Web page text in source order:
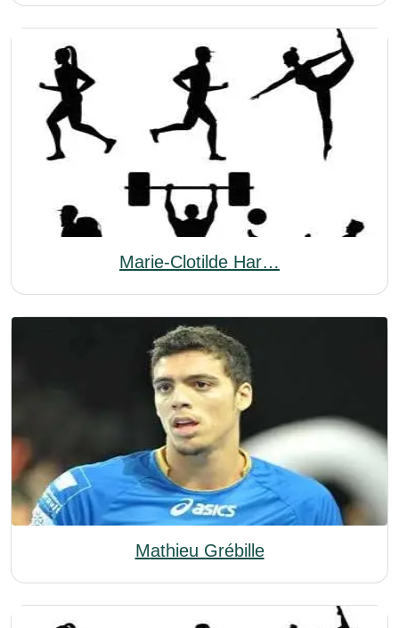
Marie-Clotilde Har…
Mathieu Grébille